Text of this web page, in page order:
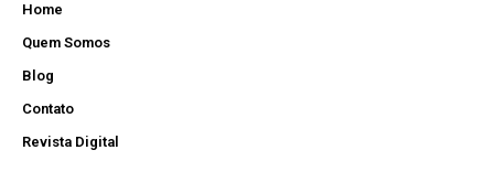
Home
Quem Somos
Blog
Contato
Revista Digital